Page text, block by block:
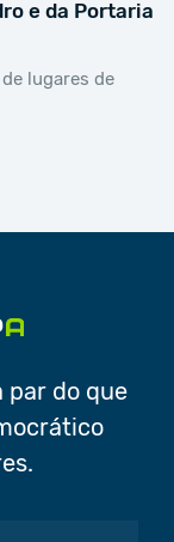
e da Portaria
lugares de
par do que